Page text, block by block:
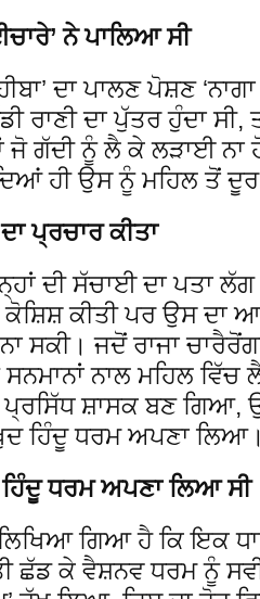
ਨੇ ਪਾਲਿਆ ਸੀ
ਦਾ ਪਾਲਣ ਪੋਸ਼ਣ
ਰਾਣੀ ਦਾ ਪੁੱਤਰ ਹੁੰਦਾ
ਜੋ ਗੱਦੀ ਨੂੰ ਲੈ ਕੇ ਲੜਾਈ
ਹੀ ਉਸ ਨੂੰ ਮਹਿਲ ਤੋਂ
ਪ੍ਰਚਾਰ ਕੀਤਾ
ਦੀ ਸੱਚਾਈ ਦਾ ਪਤਾ
ਕੋਸ਼ਿਸ਼ ਕੀਤੀ ਪਰ ਉਸ
ਨਾ ਸਕੀ। ਜਦੋਂ ਰਾਜਾ
ਸਨਮਾਨਾਂ ਨਾਲ ਮਹਿਲ
ਪ੍ਰਸਿੱਧ ਸ਼ਾਸਕ ਬਣ ਗਿਆ,
ਹਿੰਦੂ ਧਰਮ ਅਪਣਾ
ਹਿੰਦੂ ਧਰਮ ਅਪਣਾ ਲਿਆ ਸੀ
ਗਿਆ ਹੈ ਕਿ ਇਕ
ਛੱਡ ਕੇ ਵੈਸ਼ਨਵ ਧਰਮ ਨੂੰ